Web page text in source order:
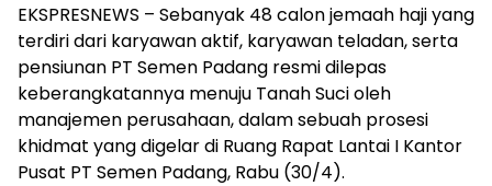
EKSPRESNEWS – Sebanyak 48 calon jemaah haji yang
terdiri dari karyawan aktif, karyawan teladan, serta
pensiunan PT Semen Padang resmi dilepas
keberangkatannya menuju Tanah Suci oleh
manajemen perusahaan, dalam sebuah prosesi
khidmat yang digelar di Ruang Rapat Lantai I Kantor
Pusat PT Semen Padang, Rabu (30/4).